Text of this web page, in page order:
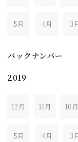
5月 4月 3
バックナンバー
2019
12月 11月 10月
5月 4月 3